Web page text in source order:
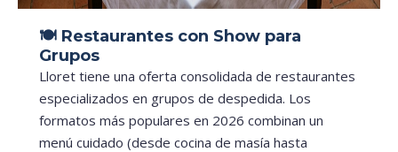
🍽️ Restaurantes con Show para
Grupos
Lloret tiene una oferta consolidada de restaurantes
especializados en grupos de despedida. Los
formatos más populares en 2026 combinan un
menú cuidado (desde cocina de masía hasta